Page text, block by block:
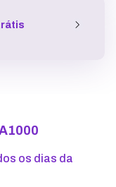
os dias da